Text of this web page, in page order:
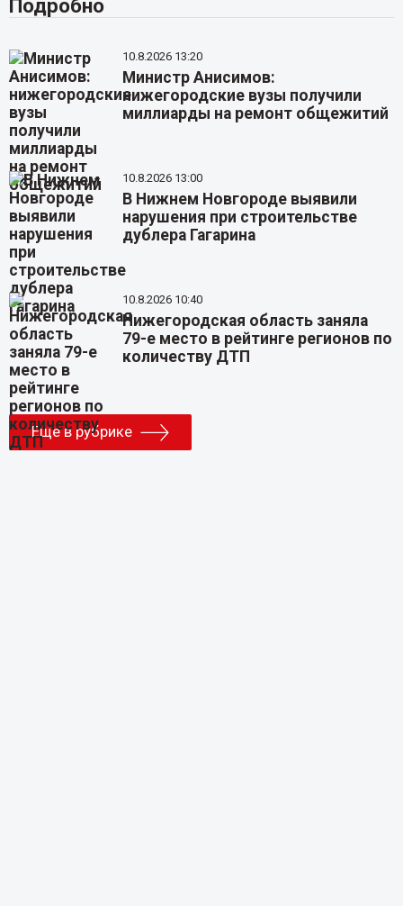
Подробно
10.8.2026 13:20
Министр Анисимов:
нижегородские вузы получили
миллиарды на ремонт общежитий
10.8.2026 13:00
В Нижнем Новгороде выявили
нарушения при строительстве
дублера Гагарина
10.8.2026 10:40
Нижегородская область заняла
79-е место в рейтинге регионов по
количеству ДТП
Еще в рубрике